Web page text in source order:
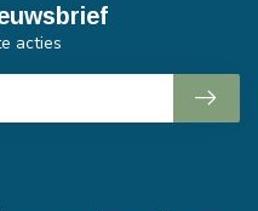
acties